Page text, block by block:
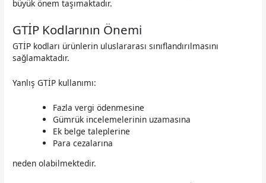
büyük önem taşımaktadır.
GTİP Kodlarının Önemi
GTİP kodları ürünlerin uluslararası sınıflandırılmasını
sağlamaktadır.
Yanlış GTİP kullanımı:
Fazla vergi ödenmesine
Gümrük incelemelerinin uzamasına
Ek belge taleplerine
Para cezalarına
neden olabilmektedir.